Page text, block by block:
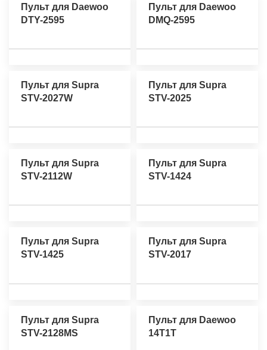
Пульт для Daewoo
DTY-2595
Пульт для Daewoo
DMQ-2595
Пульт для Supra
STV-2027W
Пульт для Supra
STV-2025
Пульт для Supra
STV-2112W
Пульт для Supra
STV-1424
Пульт для Supra
STV-1425
Пульт для Supra
STV-2017
Пульт для Supra
STV-2128MS
Пульт для Daewoo
14T1T